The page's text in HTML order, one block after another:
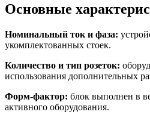
Основные
Номинальный ток и фаза:
укомплектованных стоек.
Количество и тип розеток:
использования дополнительных
Форм-фактор: блок выполнен в
активного оборудования.